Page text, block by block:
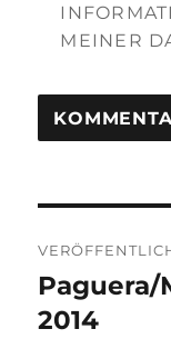
MEINER
Paguera/
2014